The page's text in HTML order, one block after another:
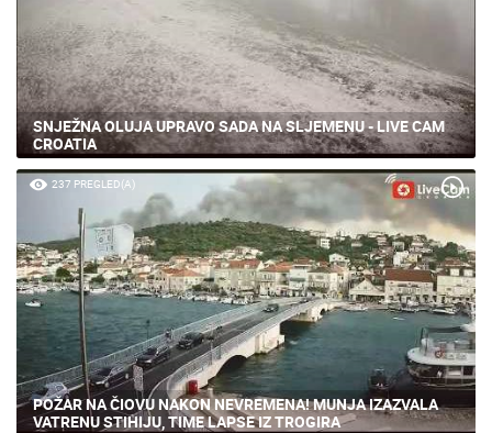
SNJEŽNA OLUJA UPRAVO SADA NA SLJEMENU - LIVE CAM
CROATIA
237 PREGLED(A)
POŽAR NA ČIOVU NAKON NEVREMENA! MUNJA IZAZVALA
VATRENU STIHIJU, TIME LAPSE IZ TROGIRA